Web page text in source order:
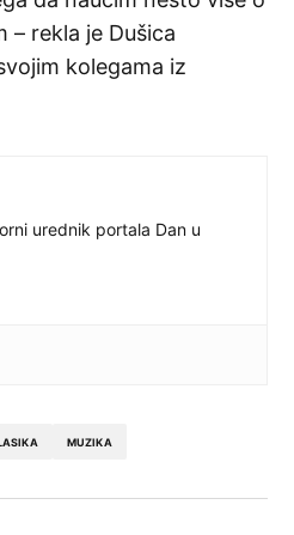
– rekla je Dušica
kolegama iz
urednik portala Dan u
MUZIKA